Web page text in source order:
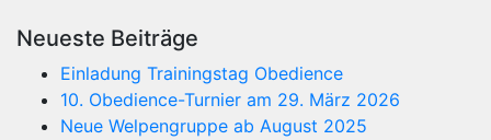
Neueste Beiträge
Einladung Trainingstag Obedience
10. Obedience-Turnier am 29. März 2026
Neue Welpengruppe ab August 2025